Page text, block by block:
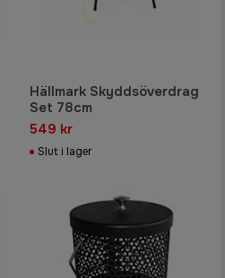
Hällmark Skyddsöverdrag
Set 78cm
549 kr
Slut i lager